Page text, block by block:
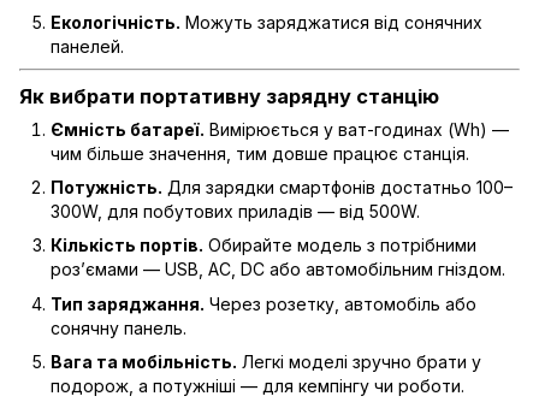
Екологічність. Можуть заряджатися від сонячних
панелей.
Як вибрати портативну зарядну станцію
Ємність батареї. Вимірюється у ват-годинах (Wh) —
чим більше значення, тим довше працює станція.
Потужність. Для зарядки смартфонів достатньо 100–
300W, для побутових приладів — від 500W.
Кількість портів. Обирайте модель з потрібними
роз’ємами — USB, AC, DC або автомобільним гніздом.
Тип заряджання. Через розетку, автомобіль або
сонячну панель.
Вага та мобільність. Легкі моделі зручно брати у
подорож, а потужніші — для кемпінгу чи роботи.